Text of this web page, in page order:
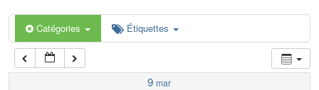
Catégories Étiquettes
9 mar
6 h 00 min
7 h 00 min